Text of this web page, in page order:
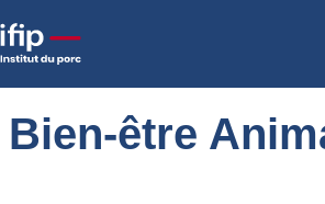
Accueil Le Centre de
Animal
Bien-être